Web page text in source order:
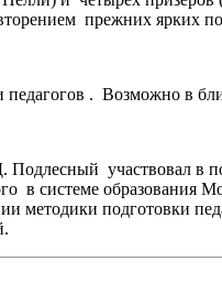
прежних ярких
педагогов . Возможно в
участвовал в
в системе образования
методики подготовки